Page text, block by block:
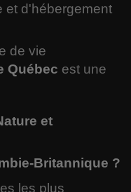
et d'hébergement
de vie
Québec est une
et
Britannique ?
les plus